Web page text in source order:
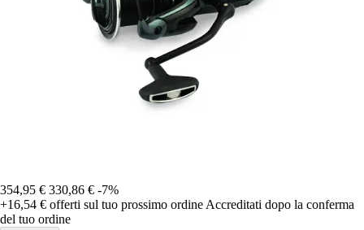
354,95 € 330,86 € -7%
+16,54 € offerti sul tuo prossimo ordine Accreditati dopo la conferma
del tuo ordine